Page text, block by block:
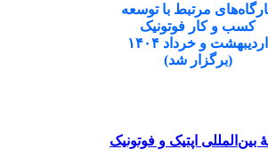
مرتبط با توسعه
کسب و کار فوتونیک
و خرداد ۱۴۰۴
(برگزار شد)
بین‌المللی اپتیک و فوتونیک